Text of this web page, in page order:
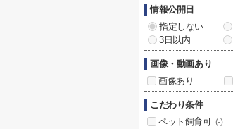
情報公開日
指定しない
3日以内
画像・動画あり
画像あり
こだわり条件
ペット飼育可 (-)